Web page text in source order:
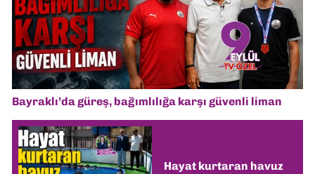
Bayraklı’da güreş, bağımlılığa karşı güvenli liman
Hayat kurtaran havuz